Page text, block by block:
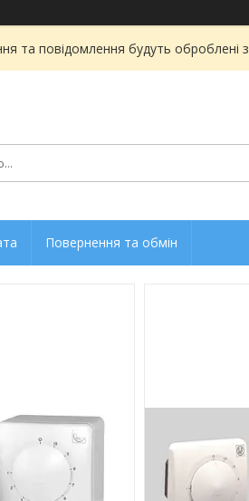
та повідомлення будуть
Повернення та обмін